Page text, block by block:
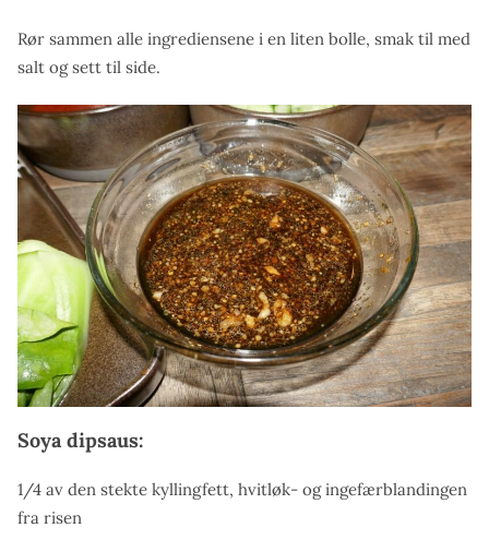
Rør sammen alle ingrediensene i en liten bolle, smak til med
salt og sett til side.
Soya dipsaus:
1/4 av den stekte kyllingfett, hvitløk- og ingefærblandingen
fra risen